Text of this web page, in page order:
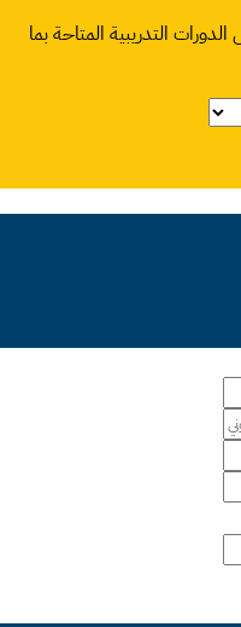
التدريبية المتاحة بما